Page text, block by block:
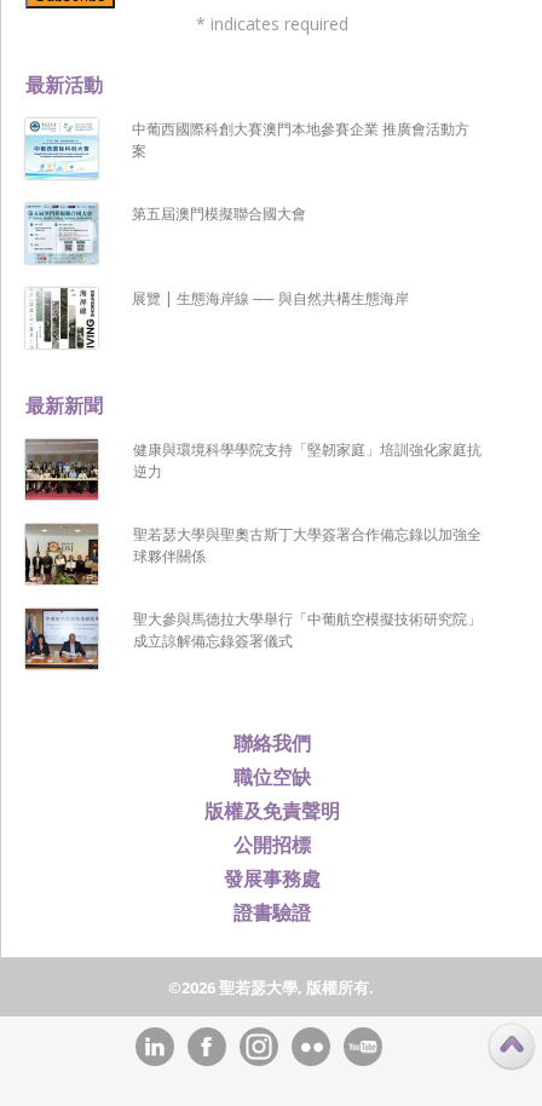
聯絡我們
職位空缺
版權及免責聲明
公開招標
發展事務處
證書驗證
最新新聞
健康與環境科學學院支持「堅韌家庭」培訓強化家庭抗
逆力
聖若瑟大學與聖奧古斯丁大學簽署合作備忘錄以加強全
球夥伴關係
聖大參與馬德拉大學舉行「中葡航空模擬技術研究院」
成立諒解備忘錄簽署儀式
最新活動
中葡西國際科創大賽澳門本地參賽企業 推廣會活動方
案
第五屆澳門模擬聯合國大會
展覽 | 生態海岸線 ── 與自然共構生態海岸
* indicates required
©2026 聖若瑟大學, 版權所有.